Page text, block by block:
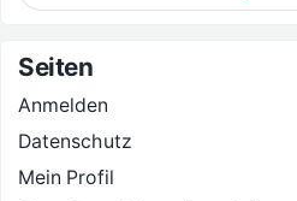
Seiten
Anmelden
Datenschutz
Mein Profil